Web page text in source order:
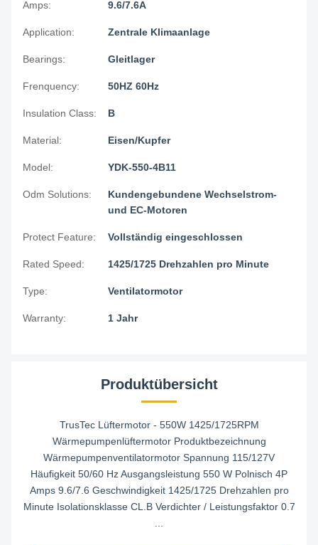
Amps: 9.6/7.6A
Application: Zentrale Klimaanlage
Bearings: Gleitlager
Frenquency: 50HZ 60Hz
Insulation Class: B
Material: Eisen/Kupfer
Model: YDK-550-4B11
Odm Solutions:
Kundengebundene Wechselstrom-
und EC-Motoren
Protect Feature: Vollständig eingeschlossen
Rated Speed: 1425/1725 Drehzahlen pro Minute
Type: Ventilatormotor
Warranty: 1 Jahr
Produktübersicht
TrusTec Lüftermotor - 550W 1425/1725RPM
Wärmepumpenlüftermotor Produktbezeichnung
Wärmepumpenventilatormotor Spannung 115/127V
Häufigkeit 50/60 Hz Ausgangsleistung 550 W Polnisch 4P
Amps 9.6/7.6 Geschwindigkeit 1425/1725 Drehzahlen pro
Minute Isolationsklasse CL.B Verdichter / Leistungsfaktor 0.7